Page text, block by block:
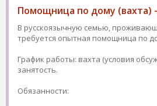
Помощница по дому
В русскоязычную семью,
требуется опытная помощница по
График работы: вахта (условия
занятость.
Обязанности: